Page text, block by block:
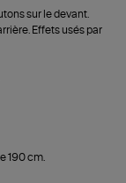
sur le devant.
Effets usés par
190 cm.